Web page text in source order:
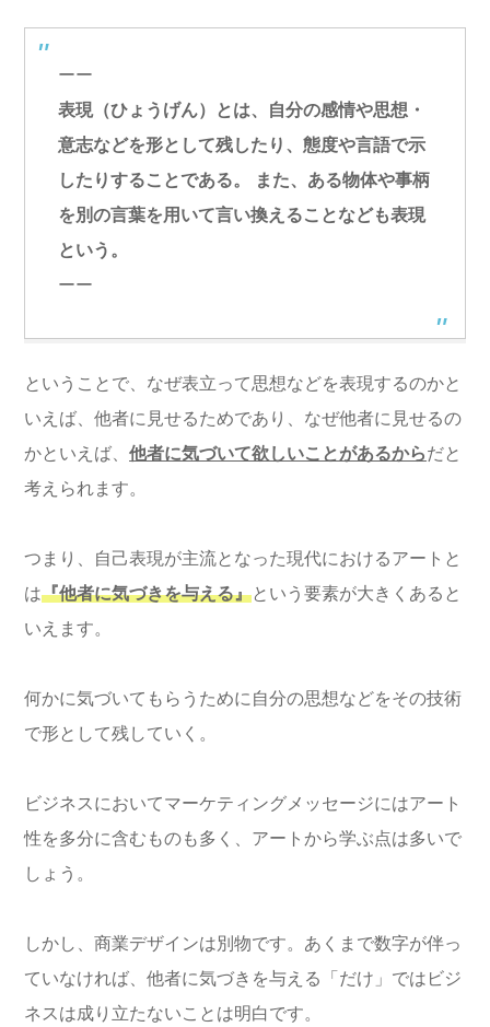
ーー
表現（ひょうげん）とは、自分の感情や思想・
意志などを形として残したり、態度や言語で示
したりすることである。 また、ある物体や事柄
を別の言葉を用いて言い換えることなども表現
という。
ーー
ということで、なぜ表立って思想などを表現するのかと
いえば、他者に見せるためであり、なぜ他者に見せるの
かといえば、 他者に気づいて欲しいことがあるからだと
考えられます。
つまり、自己表現が主流となった現代におけるアートと
は『他者に気づきを与える』という要素が大きくあると
いえます。
何かに気づいてもらうために自分の思想などをその技術
で形として残していく。
ビジネスにおいてマーケティングメッセージにはアート
性を多分に含むものも多く、アートから学ぶ点は多いで
しょう。
しかし、商業デザインは別物です。あくまで数字が伴っ
ていなければ、他者に気づきを与える「だけ」ではビジ
ネスは成り立たないことは明白です。